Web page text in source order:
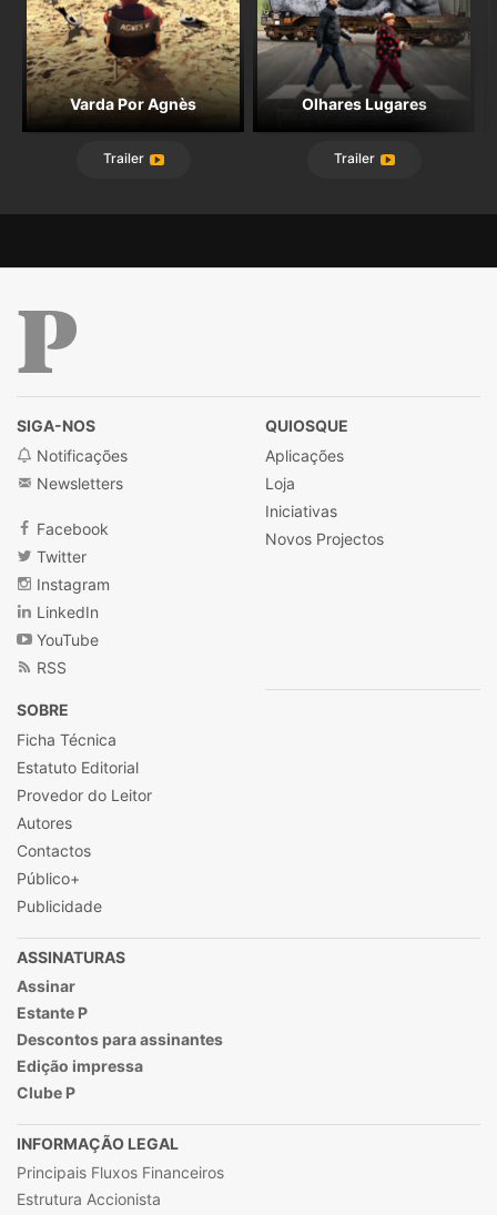
Varda Por Agnès
Trailer
Olhares Lugares
Trailer
SIGA-NOS
Notificações
Newsletters
Facebook
Twitter
Instagram
LinkedIn
YouTube
RSS
QUIOSQUE
Aplicações
Loja
Iniciativas
Novos Projectos
SOBRE
Ficha Técnica
Estatuto Editorial
Provedor do Leitor
Autores
Contactos
Público+
Publicidade
ASSINATURAS
Assinar
Estante P
Descontos para assinantes
Edição impressa
Clube P
INFORMAÇÃO LEGAL
Principais Fluxos Financeiros
Estrutura Accionista